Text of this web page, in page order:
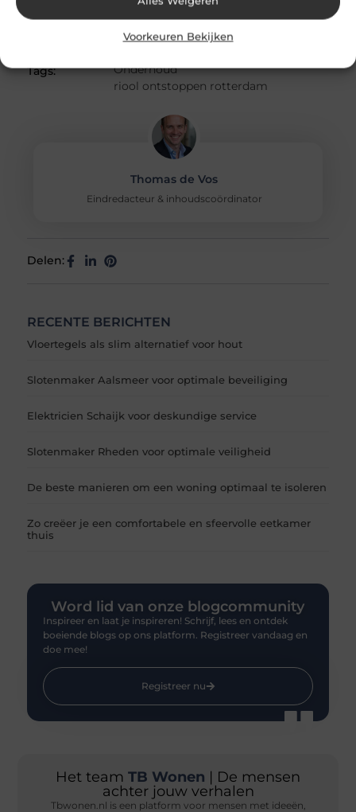
Voorkeuren Bekijken
Tags:
Onderhoud
riool ontstoppen rotterdam
Thomas de Vos
Eindredacteur & inhoudscoördinator
Delen:
RECENTE BERICHTEN
Vloertegels als slim alternatief voor hout
Slotenmaker Aalsmeer voor optimale beveiliging
Elektricien Schaijk voor deskundige service
Slotenmaker Rheden voor optimale veiligheid
De beste manieren om een woning optimaal te isoleren
Zo creëer je een comfortabele en sfeervolle eetkamer
thuis
Word lid van onze blogcommunity
Inspireer en laat je inspireren! Schrijf, lees en ontdek
boeiende blogs op ons platform. Registreer vandaag en
doe mee!
Registreer nu
Het team TB Wonen | De mensen
achter jouw verhalen
Tbwonen.nl is een platform voor mensen met ideeën,